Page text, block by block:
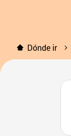
Dónde ir